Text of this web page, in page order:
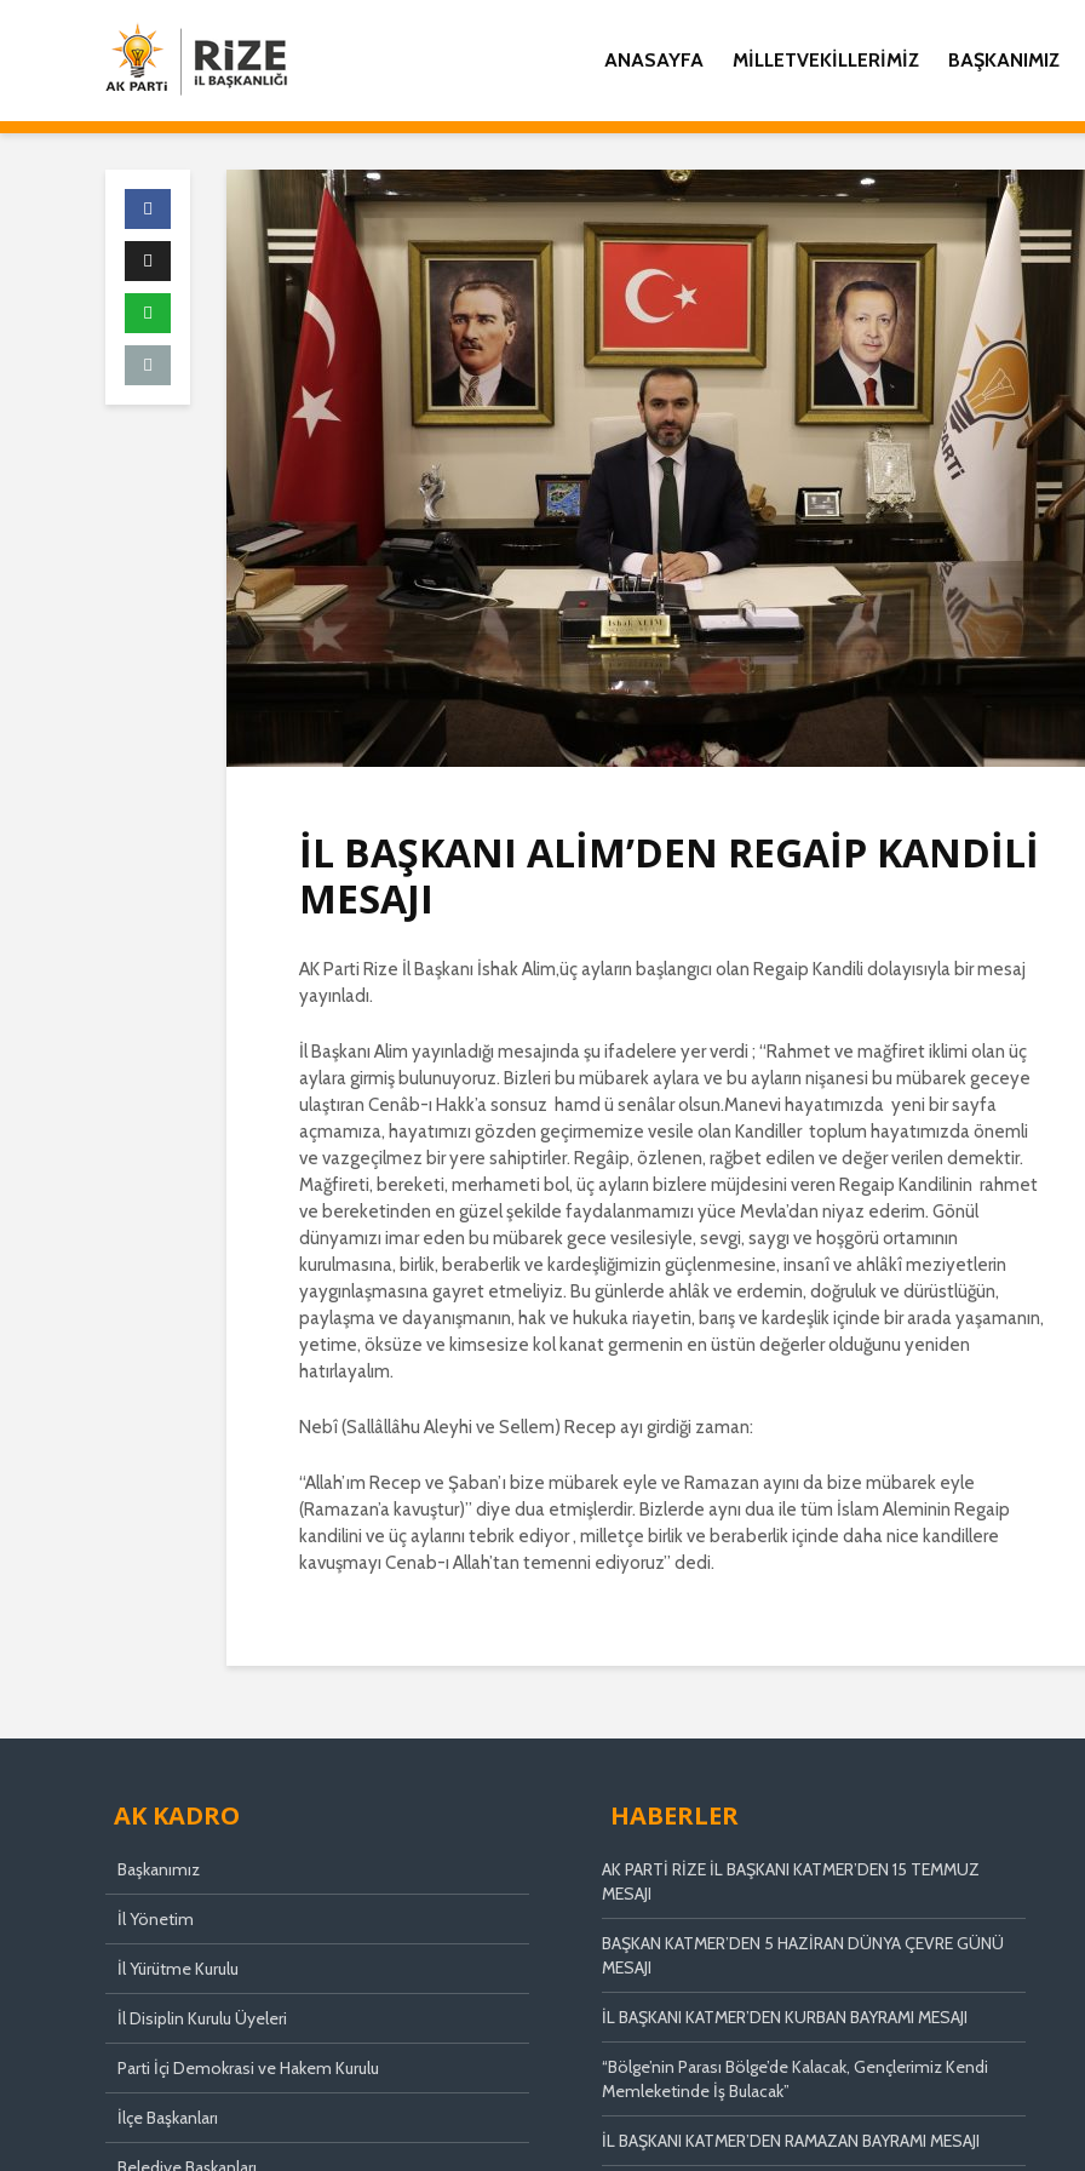
ANASAYFA MILLETVEKILLERIMIZ BAŞKANIMIZ
İL BAŞKANI ALİM’DEN REGAİP KANDİLİ
MESAJI
AK Parti Rize İl Başkanı İshak Alim,üç ayların başlangıcı olan Regaip Kandili dolayısıyla bir mesaj
yayınladı.
İl Başkanı Alim yayınladığı mesajında şu ifadelere yer verdi ; “Rahmet ve mağfiret iklimi olan üç
aylara girmiş bulunuyoruz. Bizleri bu mübarek aylara ve bu ayların nişanesi bu mübarek geceye
ulaştıran Cenâb-ı Hakk’a sonsuz hamd ü senâlar olsun.Manevi hayatımızda yeni bir sayfa
açmamıza, hayatımızı gözden geçirmemize vesile olan Kandiller toplum hayatımızda önemli
ve vazgeçilmez bir yere sahiptirler. Regâip, özlenen, rağbet edilen ve değer verilen demektir.
Mağfireti, bereketi, merhameti bol, üç ayların bizlere müjdesini veren Regaip Kandilinin rahmet
ve bereketinden en güzel şekilde faydalanmamızı yüce Mevla’dan niyaz ederim. Gönül
dünyamızı imar eden bu mübarek gece vesilesiyle, sevgi, saygı ve hoşgörü ortamının
kurulmasına, birlik, beraberlik ve kardeşliğimizin güçlenmesine, insanî ve ahlâkî meziyetlerin
yaygınlaşmasına gayret etmeliyiz. Bu günlerde ahlâk ve erdemin, doğruluk ve dürüstlüğün,
paylaşma ve dayanışmanın, hak ve hukuka riayetin, barış ve kardeşlik içinde bir arada yaşamanın,
yetime, öksüze ve kimsesize kol kanat germenin en üstün değerler olduğunu yeniden
hatırlayalım.
Nebî (Sallâllâhu Aleyhi ve Sellem) Recep ayı girdiği zaman:
“Allah’ım Recep ve Şaban’ı bize mübarek eyle ve Ramazan ayını da bize mübarek eyle
(Ramazan’a kavuştur)” diye dua etmişlerdir. Bizlerde aynı dua ile tüm İslam Aleminin Regaip
kandilini ve üç aylarını tebrik ediyor , milletçe birlik ve beraberlik içinde daha nice kandillere
kavuşmayı Cenab-ı Allah’tan temenni ediyoruz” dedi.
İL BAŞKANI YILMAZ
KATMER’DEN KADİR
GECESİ MESAJI
AK PARTİ RİZE İNSAN
HAKLARI BAŞKANLIĞI
28 ŞUBAT BASIN
İL BAŞKANI
KATMER’DEN
RAMAZAN AYI MESAJI
İL BAŞKANI KATMER
GÜNDEME DAİR
AÇIKLAMALARDA
BULUNDU
İL BAŞKANI KATMER
GÜNDEME DAİR
AÇIKLAMALARDA
AK
İL
İL
İL
İL
MESAJI
AK KADRO
Başkanımız
İl Yönetim
İl Yürütme Kurulu
İl Disiplin Kurulu Üyeleri
Parti İçi Demokrasi ve Hakem Kurulu
İlçe Başkanları
HABERLER
AK PARTİ RİZE İL BAŞKANI KATMER’DEN 15 TEMMUZ
MESAJI
BAŞKAN KATMER’DEN 5 HAZİRAN DÜNYA ÇEVRE GÜNÜ
MESAJI
İL BAŞKANI KATMER’DEN KURBAN BAYRAMI MESAJI
“Bölge’nin Parası Bölge’de Kalacak, Gençlerimiz Kendi
Memleketinde İş Bulacak”
İL BAŞKANI KATMER’DEN RAMAZAN BAYRAMI MESAJI